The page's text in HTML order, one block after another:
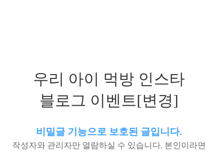
우리 아이 먹방 인스타
블로그 이벤트[변경]
비밀글 기능으로 보호된 글입니다.
작성자와 관리자만 열람하실 수 있습니다. 본인이라면